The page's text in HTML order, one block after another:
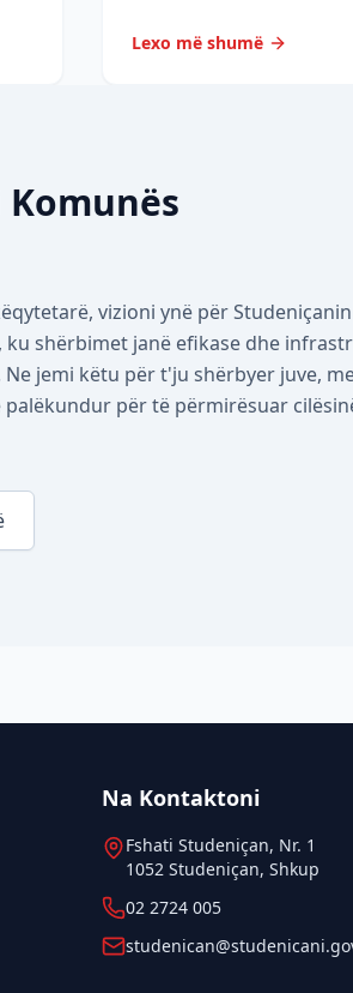
Lexo më shumë
vizioni ynë për
ku shërbimet janë efikase dhe
Ne jemi këtu për t'ju shërbyer juve,
për të përmirësuar
Na Kontaktoni
Fshati Studeniçan, Nr. 1
1052 Studeniçan, Shkup
02 2724 005